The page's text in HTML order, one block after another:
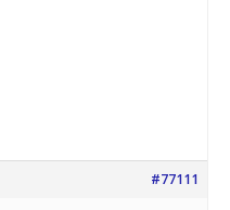
#77111